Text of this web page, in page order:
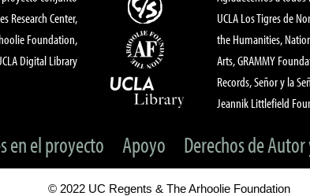
Research Center,
Foundation,
Digital Library
UCLA Los Tigres de
the Humanities,
Arts, GRAMMY
Records, Señor y la
Jeannik Littlefield
en el proyecto Apoyo Derechos de Autor
© 2022 UC Regents & The Arhoolie Foundation